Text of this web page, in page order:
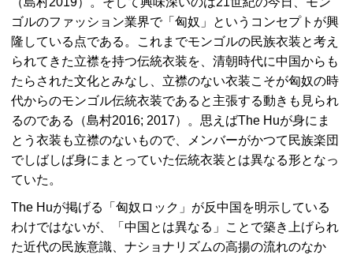
ゴルのファッション業界で「匈奴」というコンセプトが興
隆している点である。これまでモンゴルの民族衣装と考え
られてきた立襟を持つ伝統衣装を、清朝時代に中国からも
たらされた文化とみなし、立襟のない衣装こそが匈奴の時
代からのモンゴル伝統衣装であると主張する動きも見られ
るのである（島村2016; 2017）。思えばThe Huが身にま
とう衣装も立襟のないもので、メンバーがかつて民族楽団
でしばしば身にまとっていた伝統衣装とは異なる形となっ
ていた。
The Huが掲げる「匈奴ロック」が反中国を明示している
わけではないが、「中国とは異なる」ことで築き上げられ
た近代の民族意識、ナショナリズムの高揚の流れのなか